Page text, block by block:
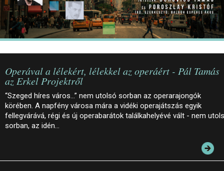
Operával a lélekért, lélekkel az operáért - Pál Tamás
az Erkel Projektről
“Szeged híres város…” nem utolsó sorban az operarajongók
körében. A napfény városa mára a vidéki operajátszás egyik
fellegvárává, régi és új operabarátok találkahelyévé vált - nem
sorban, az idén…